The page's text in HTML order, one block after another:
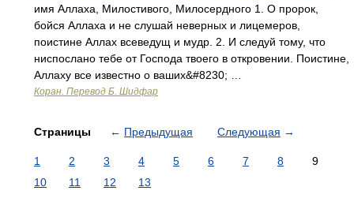
имя Аллаха, Милостивого, Милосердного 1. О пророк,
бойся Аллаха и не слушай неверных и лицемеров,
поистине Аллах всеведущ и мудр. 2. И следуй тому, что
ниспослано тебе от Господа твоего в откровении. Поистине,
Аллаху все известно о ваших&#8230; …
Коран. Перевод Б. Шидфар
Страницы ← Предыдущая Следующая →
1 2 3 4 5 6 7 8
9
10
11 12 13